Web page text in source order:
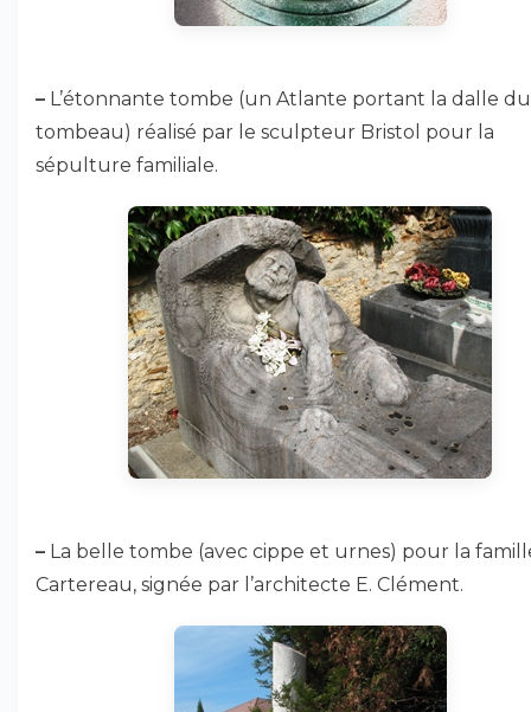
– L’étonnante tombe (un Atlante portant la dalle du
tombeau) réalisé par le sculpteur Bristol pour la
sépulture familiale.
– La belle tombe (avec cippe et urnes) pour la
Cartereau, signée par l’architecte E. Clément.